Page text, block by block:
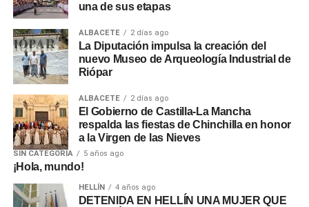
una de sus etapas
ALBACETE 2 días ago
La Diputación impulsa la creación del
nuevo Museo de Arqueología Industrial de
Riópar
ALBACETE 2 días ago
El Gobierno de Castilla-La Mancha
respalda las fiestas de Chinchilla en honor
a la Virgen de las Nieves
SIN CATEGORÍA 5 años ago
¡Hola, mundo!
HELLÍN 4 años ago
DETENIDA EN HELLÍN UNA MUJER QUE